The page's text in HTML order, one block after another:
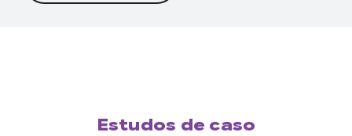
Estudos de caso